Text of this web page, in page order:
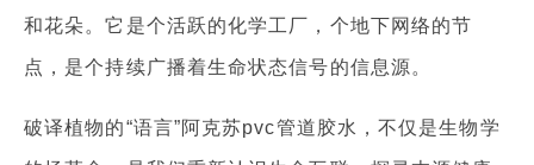
和花朵。它是个活跃的化学工厂，个地下网络的节
点，是个持续广播着生命状态信号的信息源。
破译植物的“语言”阿克苏pvc管道胶水，不仅是生物学